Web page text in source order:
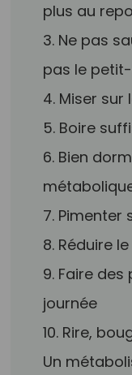
plus au
3. Ne pas
pas le
4. Miser sur
5. Boire
6. Bien
7. Pimenter
8. Réduire
9. Faire
journée
10. Rire,
Un